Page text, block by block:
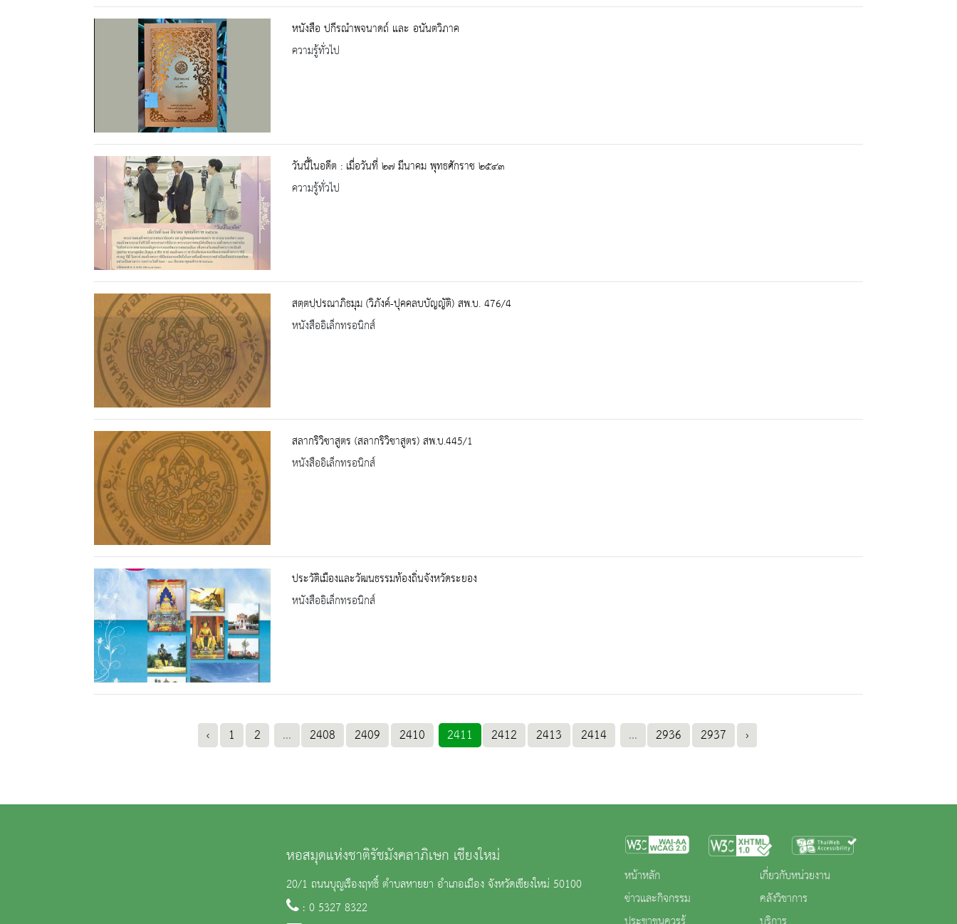
หนังสือ ปกีรณำพจนาดถ์ และ อนันตวิภาค
ความรู้ทั่วไป
วันนี้ในอดีต : เมื่อวันที่ ๒๗ มีนาคม พุทธศักราช ๒๕๔๓
ความรู้ทั่วไป
สตฺตปฺปรณาภิธมุม (วิภังค์-ปุคคลบบัญญัติ) สพ.บ. 476/4
หนังสืออิเล็กทรอนิกส์
สลากริวิชาสูตร (สลากริวิชาสูตร) สพ.บ.445/1
หนังสืออิเล็กทรอนิกส์
ประวัติเมืองและวัฒนธรรมท้องถิ่นจังหวัดระยอง
หนังสืออิเล็กทรอนิกส์
‹ 1 2 ... 2408 2409 2410 2411 2412 2413 2414 ... 2936 2937 ›
หอสมุดแห่งชาติรัชมังคลาภิเษก เชียงใหม่
20/1 ถนนบุญเรืองฤทธิ์ ตำบลหายยา อำเภอเมือง จังหวัดเชียงใหม่ 50100
: 0 5327 8322
หน้าหลัก
ข่าวและกิจกรรม
เกี่ยวกับหน่วยงาน
คลังวิชาการ